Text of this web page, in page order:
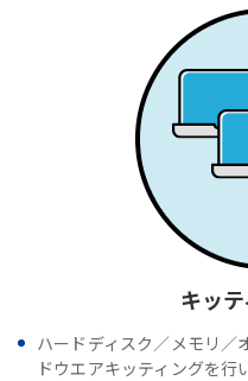
キッ
ハードディスク／メモリ／
ドウエアキッティングを行